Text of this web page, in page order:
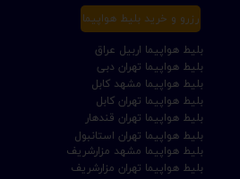
بلیط هواپیما تهران کابل
بلیط هواپیما تهران مزارشریف
بلیط هواپیما مشهد کابل
بلیط هواپیما تهران قندهار
بلیط هواپیما مشهد مزارشریف
بلیط هواپیما تهران دبی
بلیط هواپیما تهران استانبول
بلیط هواپیما اربیل عراق
رزرو و خرید بلیط هواپیما